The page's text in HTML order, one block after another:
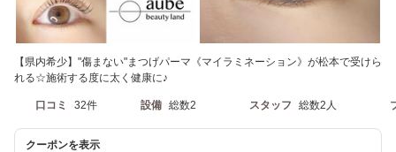
【県内希少】"傷まない"まつげパーマ《マイラミネーション》が松本で受けら
れる☆施術する度に太く健康に♪
口コミ 32件 設備 総数2 スタッフ 総数2人
クーポンを表示